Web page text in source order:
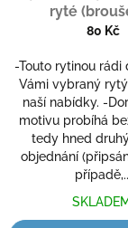
ryté
80 Kč
-Touto rytinou rádi
Vámi vybraný
naší nabídky. -
motivu probíhá
tedy hned
objednání
SKLADEM